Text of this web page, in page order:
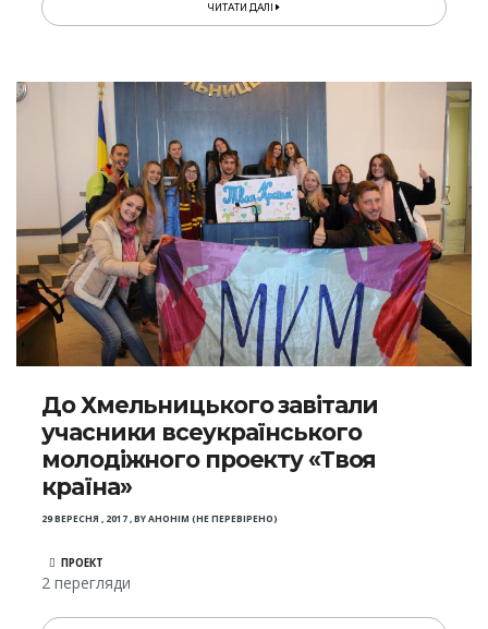
ЧИТАТИ ДАЛІ
До Хмельницького завітали
учасники всеукраїнського
молодіжного проекту «Твоя
країна»
29 ВЕРЕСНЯ , 2017,BYАНОНІМ (НЕ ПЕРЕВІРЕНО)
ПРОЕКТ
2 перегляди